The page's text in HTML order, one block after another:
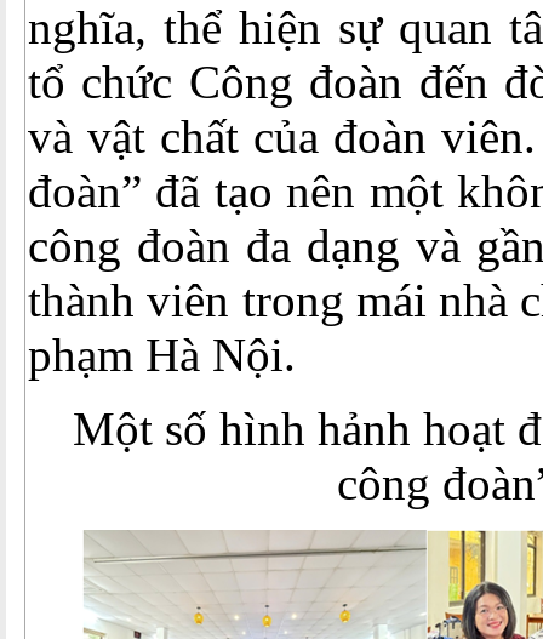
nghĩa, thể hiện sự quan
tổ chức Công đoàn đến
và vật chất của đoàn
đoàn” đã tạo nên một
công đoàn đa dạng và
thành viên trong mái nhà
phạm Hà Nội.
Một số hình hảnh hoạt
công